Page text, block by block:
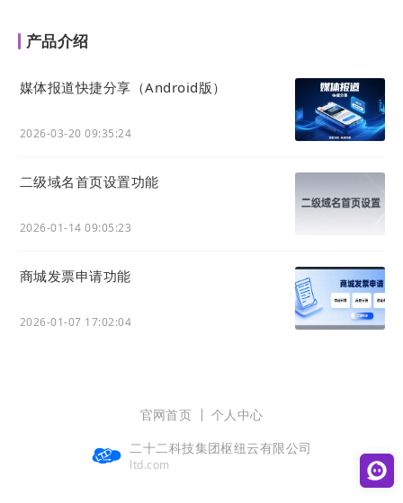
产品介绍
媒体报道快捷分享（Android版）
2026-03-20 09:35:24
二级域名首页设置功能
2026-01-14 09:05:23
商城发票申请功能
2026-01-07 17:02:04
官网首页
个人中心
二十二科技集团枢纽云有限公司
ltd.com